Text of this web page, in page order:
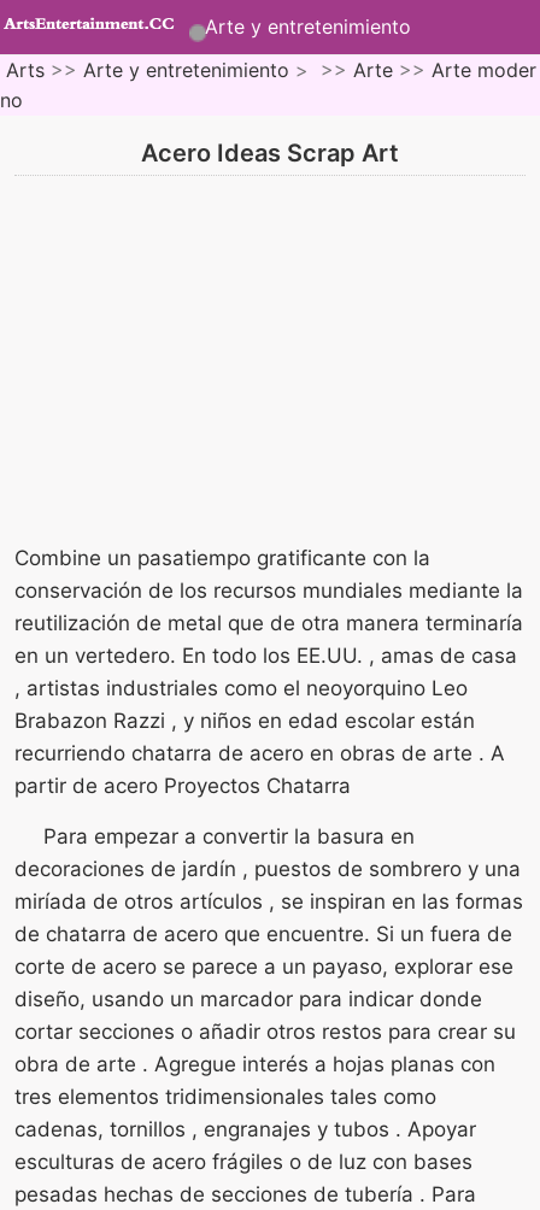
Arte y entretenimiento
Arts >> Arte y entretenimiento > >> Arte >> Arte moder
no
Acero Ideas Scrap Art
Combine un pasatiempo gratificante con la
conservación de los recursos mundiales mediante la
reutilización de metal que de otra manera terminaría
en un vertedero. En todo los EE.UU. , amas de casa
, artistas industriales como el neoyorquino Leo
Brabazon Razzi , y niños en edad escolar están
recurriendo chatarra de acero en obras de arte . A
partir de acero Proyectos Chatarra
Para empezar a convertir la basura en
decoraciones de jardín , puestos de sombrero y una
miríada de otros artículos , se inspiran en las formas
de chatarra de acero que encuentre. Si un fuera de
corte de acero se parece a un payaso, explorar ese
diseño, usando un marcador para indicar donde
cortar secciones o añadir otros restos para crear su
obra de arte . Agregue interés a hojas planas con
tres elementos tridimensionales tales como
cadenas, tornillos , engranajes y tubos . Apoyar
esculturas de acero frágiles o de luz con bases
pesadas hechas de secciones de tubería . Para